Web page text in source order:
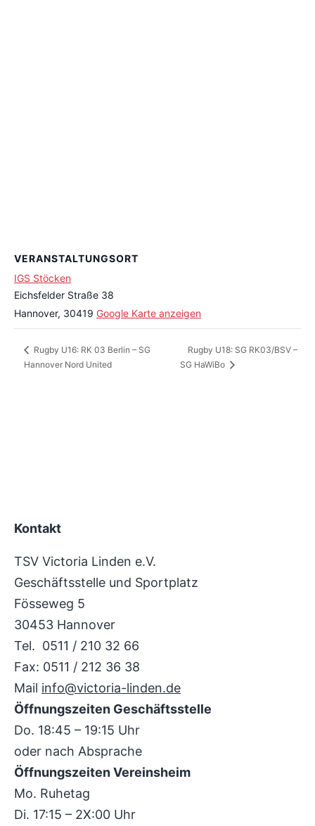
VERANSTALTUNGSORT
IGS Stöcken
Eichsfelder Straße 38
Hannover, 30419 Google Karte anzeigen
Rugby U16: RK 03 Berlin – SG
Hannover Nord United
Rugby U18: SG RK03/BSV –
SG HaWiBo
Kontakt
TSV Victoria Linden e.V.
Geschäftsstelle und Sportplatz
Fösseweg 5
30453 Hannover
Tel. 0511 / 210 32 66
Fax: 0511 / 212 36 38
Mail info@victoria-linden.de
Öffnungszeiten Geschäftsstelle
Do. 18:45 – 19:15 Uhr
oder nach Absprache
Öffnungszeiten Vereinsheim
Mo. Ruhetag
Di. 17:15 – 2X:00 Uhr